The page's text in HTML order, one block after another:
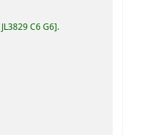
JL3829 C6 G6 .